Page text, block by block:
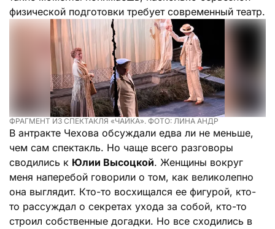
физической подготовки требует современный театр.
ФРАГМЕНТ ИЗ СПЕКТАКЛЯ «ЧАЙКА». ФОТО: ЛИНА АНДР
В антракте Чехова обсуждали едва ли не меньше,
чем сам спектакль. Но чаще всего разговоры
сводились к Юлии Высоцкой. Женщины вокруг
меня наперебой говорили о том, как великолепно
она выглядит. Кто-то восхищался ее фигурой, кто-
то рассуждал о секретах ухода за собой, кто-то
строил собственные догадки. Но все сходились в